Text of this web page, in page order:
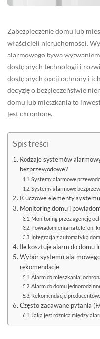
Zabezpieczenie domu lub
właścicieli nieruchomości.
alarmowego bywa
dostępnych technologii i
dostępnych opcji ochrony i
decyzję o bezpieczeństwie
domu lub mieszkania to
jest chronione.
Spis treści
Rodzaje systemów
bezprzewodowe?
Systemy alarmowe
Systemy alarmowe
Kluczowe elementy
Monitoring domu i
Monitoring przez agencję
Powiadomienia na telefon:
Integracja z automatyką
Ile kosztuje alarm do domu
Wybór systemu
rekomendacje
Alarm do mieszkania:
Alarm do domu
Rekomendacje
Często zadawane pytania
Jaka jest różnica między